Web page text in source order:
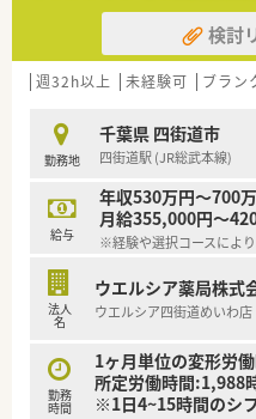
検討
週32h以上 未経験可 ブラン
勤務地
千葉県 四街道市
四街道駅 (JR総武本線)
給与
年収530万円～700
月給355,000円～
※経験や選択コースによ
法人
名
ウエルシア薬局株式
ウエルシア四街道めいわ店
勤務
時間
1ヶ月単位の変形労
所定労働時間:1,988
※1日4~15時間のシフ